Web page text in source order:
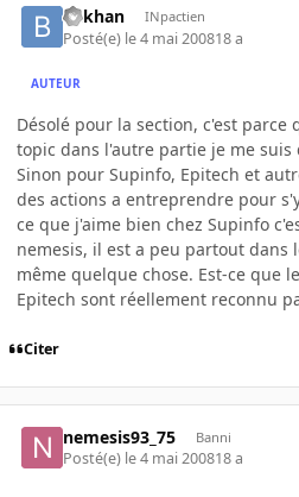
bekhan INpactien
Posté(e) le 4 mai 200818 a
AUTEUR
Désolé pour la section, c'est parce
topic dans l'autre partie je me suis
Sinon pour Supinfo, Epitech et
des actions a entreprendre pour
ce que j'aime bien chez Supinfo
nemesis, il est a peu partout dans
même quelque chose. Est-ce que
Epitech sont réellement reconnu
Citer
nemesis93_75 Banni
Posté(e) le 4 mai 200818 a